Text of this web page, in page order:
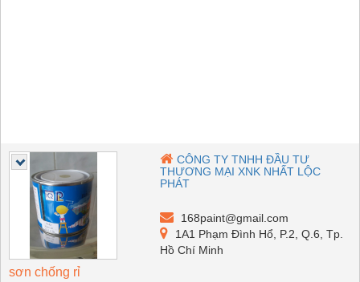
CÔNG TY TNHH ĐẦU TƯ
THƯƠNG MẠI XNK NHẤT LỘC
PHÁT
168paint@gmail.com
1A1 Phạm Đình Hổ, P.2, Q.6, Tp.
Hồ Chí Minh
sơn chống rỉ